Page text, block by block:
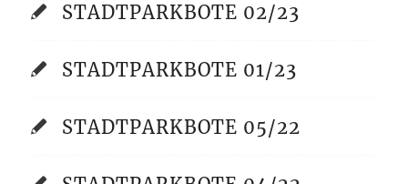
STADTPARKBOTE 02/23
STADTPARKBOTE 01/23
STADTPARKBOTE 05/22